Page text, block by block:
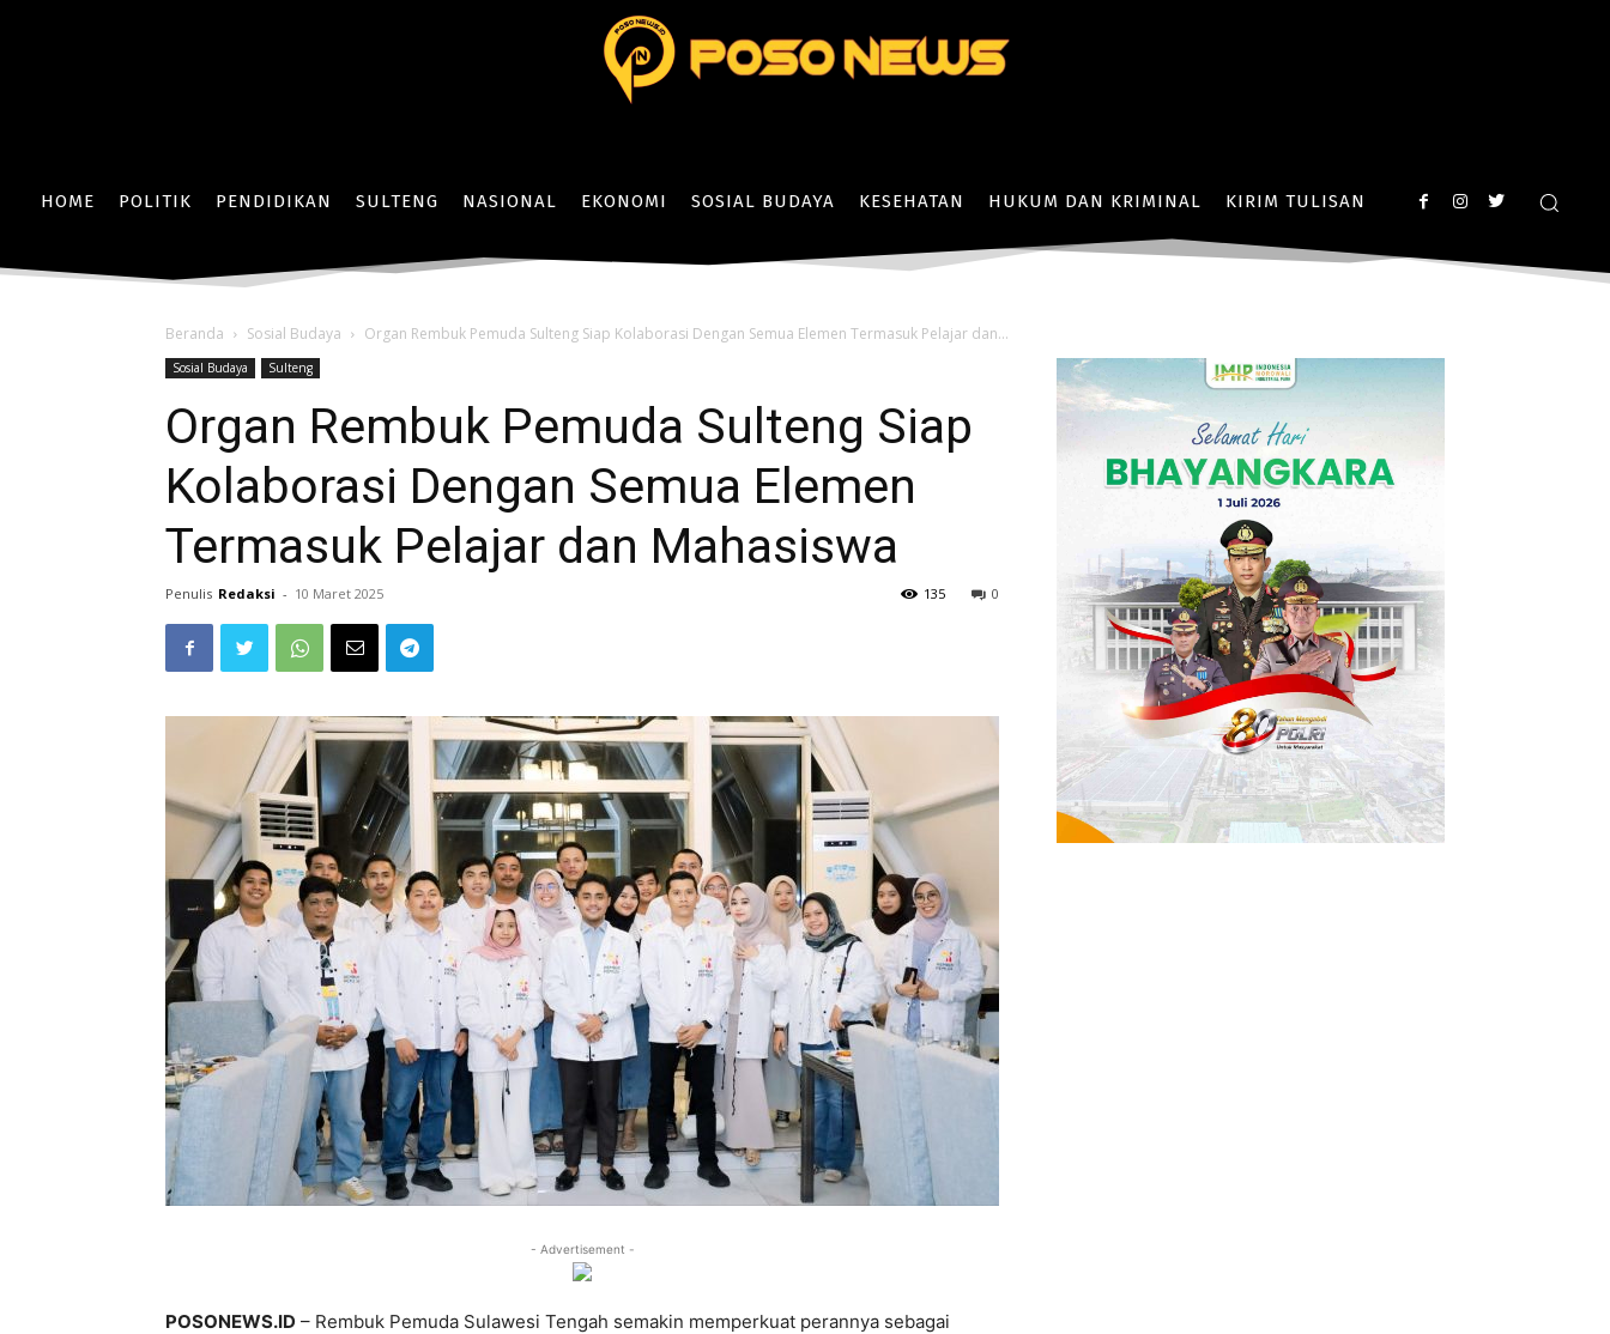
HOME POLITIK PENDIDIKAN SULTENG NASIONAL EKONOMI SOSIAL BUDAYA KESEHATAN HUKUM DAN KRIMINAL KIRIM TULISAN
Beranda Sosial Budaya Organ Rembuk Pemuda Sulteng Siap Kolaborasi Dengan Semua Elemen Termasuk Pelajar dan...
Sosial Budaya Sulteng
Organ Rembuk Pemuda Sulteng Siap
Kolaborasi Dengan Semua Elemen
Termasuk Pelajar dan Mahasiswa
Penulis Redaksi - 10 Maret 2025 0
135
- Advertisement -
POSONEWS.ID – Rembuk Pemuda Sulawesi Tengah semakin memperkuat perannya sebagai